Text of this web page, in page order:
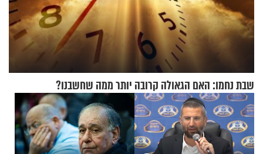
שבת נחמו: האם הגאולה קרובה יותר ממה שחשבנו?